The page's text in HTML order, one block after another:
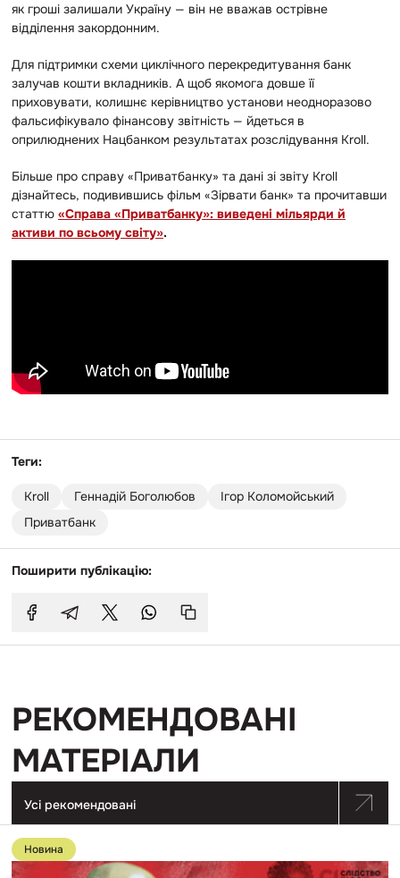
як гроші залишали Україну — він не вважав острівне
відділення закордонним.
Для підтримки схеми циклічного перекредитування банк
залучав кошти вкладників. А щоб якомога довше її
приховувати, колишнє керівництво установи неодноразово
фальсифікувало фінансову звітність — йдеться в
оприлюднених Нацбанком результатах розслідування Kroll.
Більше про справу «Приватбанку» та дані зі звіту Kroll
дізнайтесь, подивившись фільм «Зірвати банк» та прочитавши
статтю «Справа «Приватбанку»: виведені мільярди й
активи по всьому світу».
Теги:
Kroll Геннадій Боголюбов
Ігор Коломойський
Приватбанк
Поширити публікацію:
РЕКОМЕНДОВАНІ
МАТЕРІАЛИ
Усі рекомендовані
Перейти
до
публікації
ВРП
Новина